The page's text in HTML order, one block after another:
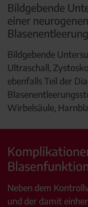
Bildgebende
einer neurogenen
Bildgebende
Ultraschall,
ebenfalls Teil der
Wirbelsäule,
Neben dem
und der damit